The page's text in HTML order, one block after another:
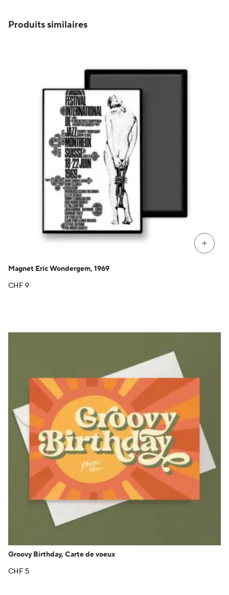
Produits similaires
+
Magnet Eric Wondergem, 1969
CHF9
+
Groovy Birthday, Carte de voeux
CHF 5